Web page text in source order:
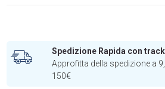
Spedizione Rapida con
Approfitta della spedizione a
150€